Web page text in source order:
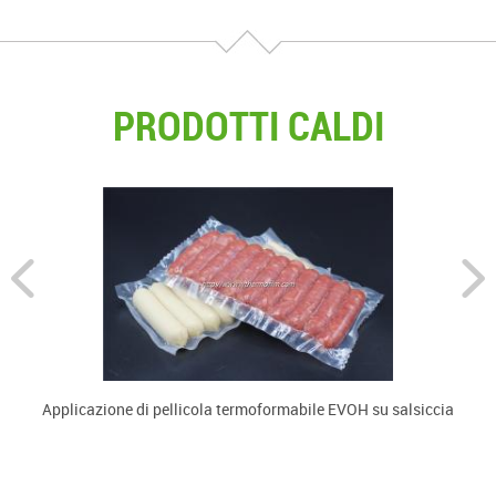
PRODOTTI CALDI
Applicazione di pellicola termoformabile EVOH su salsiccia